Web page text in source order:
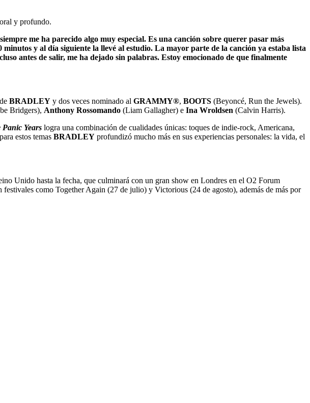
y profundo.
me ha parecido algo muy especial. Es una canción sobre querer pasar más
y al día siguiente la llevé al estudio. La mayor parte de la canción ya estaba lista
antes de salir, me ha dejado sin palabras. Estoy emocionado de que finalmente
BRADLEY y dos veces nominado al GRAMMY®, BOOTS (Beyoncé, Run the Jewels).
Bridgers), Anthony Rossomando (Liam Gallagher) e Ina Wroldsen (Calvin Harris).
Panic Years logra una combinación de cualidades únicas: toques de indie-rock, Americana,
estos temas BRADLEY profundizó mucho más en sus experiencias personales: la vida, el
Unido hasta la fecha, que culminará con un gran show en Londres en el O2 Forum
como Together Again (27 de julio) y Victorious (24 de agosto), además de más por